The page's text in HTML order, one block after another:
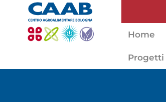
Home
Progetti